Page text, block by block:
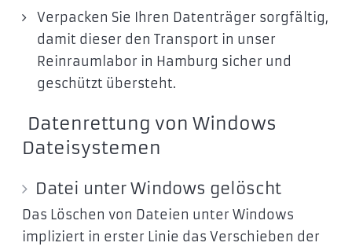
Verpacken Sie Ihren Datenträger sorgfältig,
damit dieser den Transport in unser
Reinraumlabor in Hamburg sicher und
geschützt übersteht.
Datenrettung von Windows
Dateisystemen
Datei unter Windows gelöscht
Das Löschen von Dateien unter Windows
impliziert in erster Linie das Verschieben der